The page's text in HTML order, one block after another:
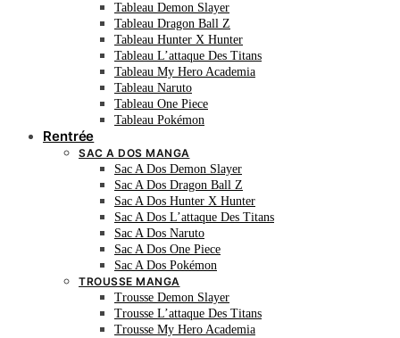
Tableau Demon Slayer
Tableau Dragon Ball Z
Tableau Hunter X Hunter
Tableau L’attaque Des Titans
Tableau My Hero Academia
Tableau Naruto
Tableau One Piece
Tableau Pokémon
Rentrée
SAC A DOS MANGA
Sac A Dos Demon Slayer
Sac A Dos Dragon Ball Z
Sac A Dos Hunter X Hunter
Sac A Dos L’attaque Des Titans
Sac A Dos Naruto
Sac A Dos One Piece
Sac A Dos Pokémon
TROUSSE MANGA
Trousse Demon Slayer
Trousse L’attaque Des Titans
Trousse My Hero Academia